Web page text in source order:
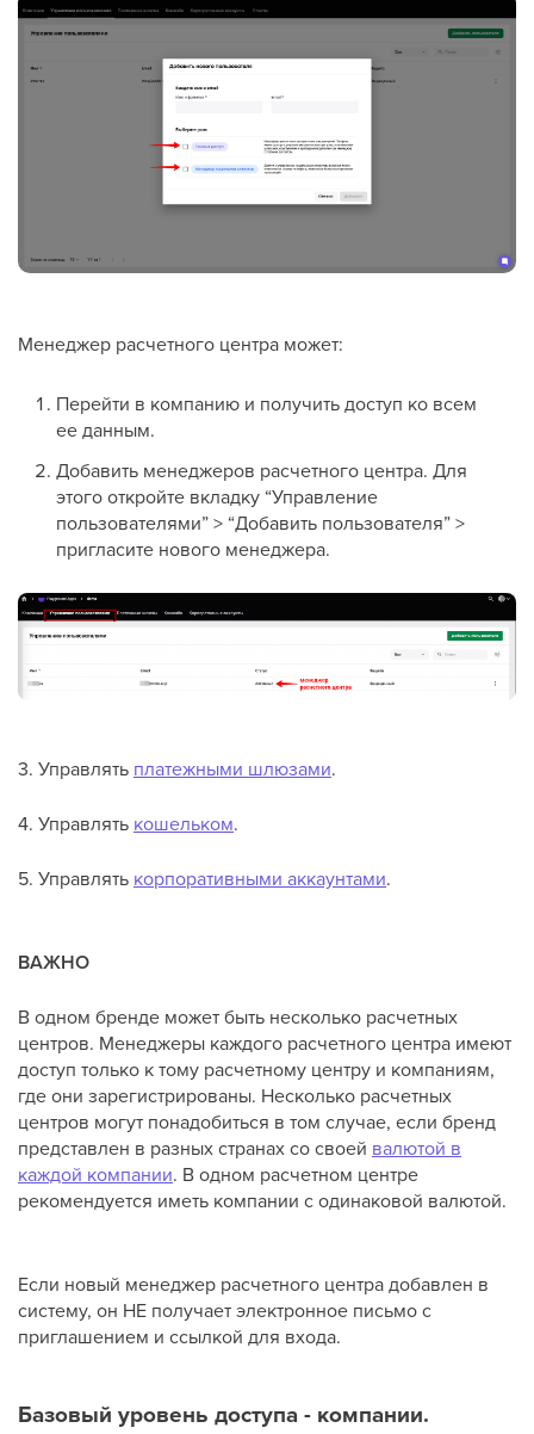
Менеджер расчетного центра может:
Перейти в компанию и получить доступ ко всем
ее данным.
Добавить менеджеров расчетного центра. Для
этого откройте вкладку “Управление
пользователями” > “Добавить пользователя” >
пригласите нового менеджера.
3. Управлять платежными шлюзами.
4. Управлять кошельком.
5. Управлять корпоративными аккаунтами.
ВАЖНО
В одном бренде может быть несколько расчетных
центров. Менеджеры каждого расчетного центра имеют
доступ только к тому расчетному центру и компаниям,
где они зарегистрированы. Несколько расчетных
центров могут понадобиться в том случае, если бренд
представлен в разных странах со своей валютой в
каждой компании. В одном расчетном центре
рекомендуется иметь компании с одинаковой валютой.
Если новый менеджер расчетного центра добавлен в
систему, он НЕ получает электронное письмо с
приглашением и ссылкой для входа.
Базовый уровень доступа - компании.